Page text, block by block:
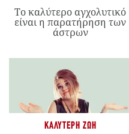
Το καλύτερο αγχολυτικό
είναι η παρατήρηση των
άστρων
ΚΑΛΎΤΕΡΗ ΖΩΉ